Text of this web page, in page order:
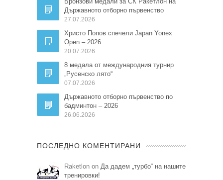
Държавното отборно първенство
27.07.2026
Христо Попов спечели Japan Yonex
Open – 2026
20.07.2026
8 медала от международния турнир
„Русенско лято“
07.07.2026
Държавното отборно първенство по
бадминтон – 2026
26.06.2026
ПОСЛЕДНО КОМЕНТИРАНИ
Raketlon on Да дадем „турбо“ на нашите
тренировки!